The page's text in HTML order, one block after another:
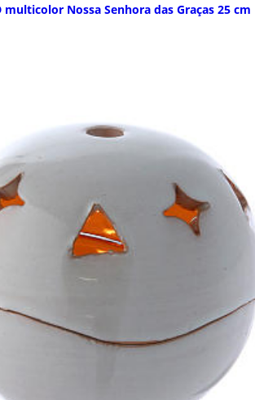
multicolor Nossa Senhora das Graças 25 cm